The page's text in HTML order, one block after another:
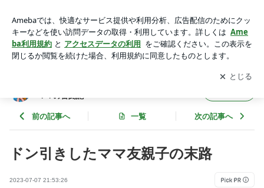
プ校受験！年子ママの奮闘記
アプリをダウンロードして ブログの更新通知
を受け取りまし
ょう。
開く
ママの奮闘記
前の記事へ 一覧 次の記事へ
ドン引きしたママ友親子の末路
2023-07-07 21:53:26